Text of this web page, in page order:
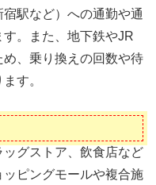
駅など）への通勤や通
。また、地下鉄やJR
、乗り換えの回数や待
す。
グストア、飲食店など
ピングモールや複合施